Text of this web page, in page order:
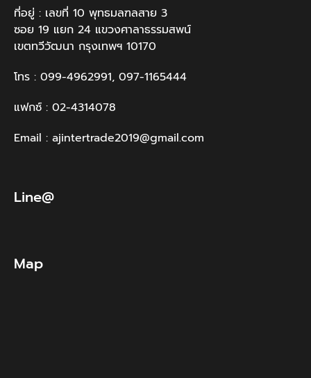
ที่อยู่ : เลขที่ 10 พุทธมลฑลสาย 3
ซอย 19 แยก 24 แขวงศาลาธรรมสพน์
เขตทวีวัฒนา กรุงเทพฯ 10170
โทร : 099-4962991, 097-1165444
แฟกซ์ : 02-4314078
Email : ajintertrade2019@gmail.com
Line@
Map